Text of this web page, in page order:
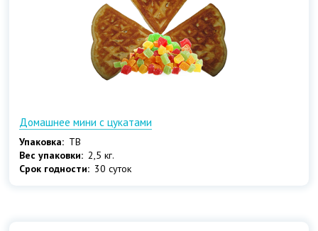
Домашнее мини с цукатами
Упаковка: ТВ
Вес упаковки: 2,5 кг.
Срок годности: 30 суток